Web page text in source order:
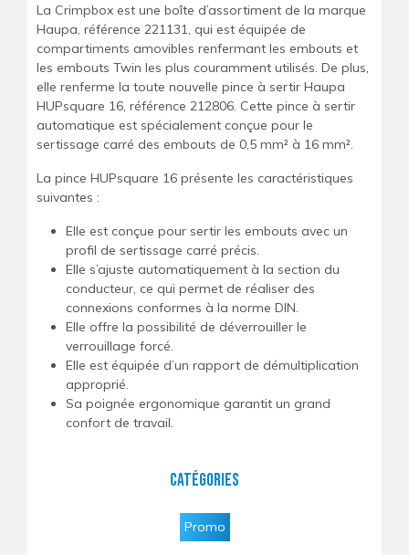
La Crimpbox est une boîte d’assortiment de la marque
Haupa, référence 221131, qui est équipée de
compartiments amovibles renfermant les embouts et
les embouts Twin les plus couramment utilisés. De plus,
elle renferme la toute nouvelle pince à sertir Haupa
HUPsquare 16, référence 212806. Cette pince à sertir
automatique est spécialement conçue pour le
sertissage carré des embouts de 0,5 mm² à 16 mm².
La pince HUPsquare 16 présente les caractéristiques
suivantes :
Elle est conçue pour sertir les embouts avec un
profil de sertissage carré précis.
Elle s’ajuste automatiquement à la section du
conducteur, ce qui permet de réaliser des
connexions conformes à la norme DIN.
Elle offre la possibilité de déverrouiller le
verrouillage forcé.
Elle est équipée d’un rapport de démultiplication
approprié.
Sa poignée ergonomique garantit un grand
confort de travail.
Catégories
Promo